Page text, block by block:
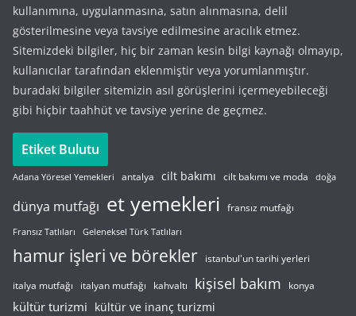
kullanımına, uygulanmasına, satın alınmasına, delil
gösterilmesine veya tavsiye edilmesine aracılık etmez.
Sitemizdeki bilgiler, hiç bir zaman kesin bilgi kaynağı olmayıp,
kullanıcılar tarafından eklenmiştir veya yorumlanmıştır.
buradaki bilgiler sitemizin asıl görüşlerini içermeyebileceği
gibi hiçbir taahhüt ve tavsiye yerine de geçmez.
Etiket Bulutu
Adana Yöresel Yemekleri antalya cilt bakımı cilt bakımı ve moda doğa
dünya mutfağı et yemekleri fransız mutfağı
Fransız Tatlıları Geleneksel Türk Tatlıları
hamur işleri ve börekler istanbul'un tarihi yerleri
italya mutfağı italyan mutfağı kahvaltı kişisel bakım konya
kültür turizmi kültür ve inanç turizmi